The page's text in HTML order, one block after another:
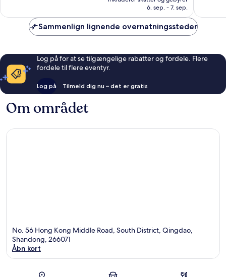
457 kr.
6. sep. - 7. sep.
Sammenlign lignende overnatningssteder
Log på for at se tilgængelige rabatter og fordele. Flere
fordele til flere eventyr.
Log på Tilmeld dig nu – det er gratis
Om området
No. 56 Hong Kong Middle Road, South District, Qingdao,
Shandong, 266071
Åbn kort